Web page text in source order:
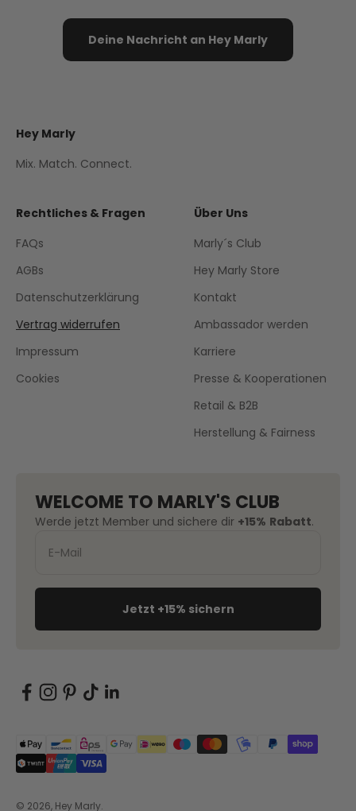
Deine Nachricht an Hey Marly
Hey Marly
Mix. Match. Connect.
Rechtliches & Fragen
FAQs
AGBs
Datenschutzerklärung
Vertrag widerrufen
Impressum
Cookies
Über Uns
Marly´s Club
Hey Marly Store
Kontakt
Ambassador werden
Karriere
Presse & Kooperationen
Retail & B2B
Herstellung & Fairness
WELCOME TO MARLY'S CLUB
Werde jetzt Member und sichere dir +15% Rabatt.
Jetzt +15% sichern
© 2026, Hey Marly.